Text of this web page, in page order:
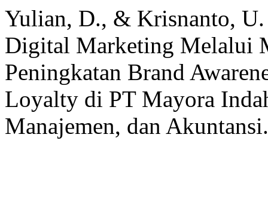
Yulian, D., & Krisnanto, U.
Digital Marketing Melalui
Peningkatan Brand
Loyalty di PT Mayora
Manajemen, dan